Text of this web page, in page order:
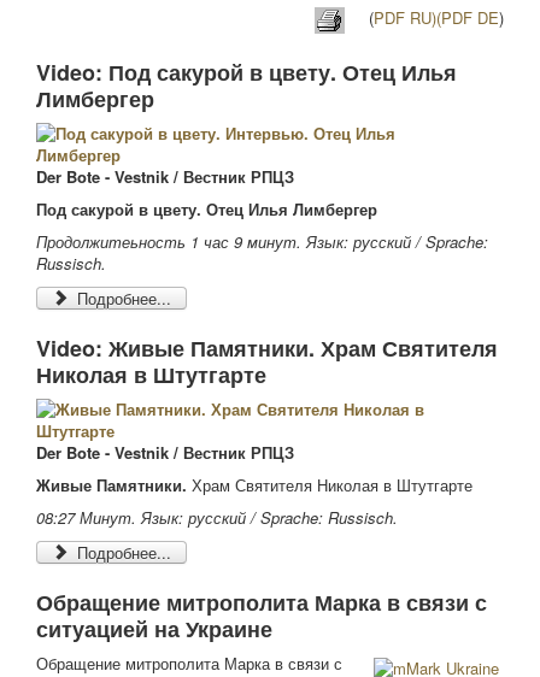
(PDF RU)(PDF DE)
Video: Под сакурой в цвету. Отец Илья
Лимбергер
Der Bote - Vestnik / Вестник РПЦЗ
Под сакурой в цвету. Отец Илья Лимбергер
Продолжитеьность 1 час 9 минут. Язык: русский /Sprache:
Russisch.
Подробнее...
Video: Живые Памятники. Храм Святителя
Николая в Штутгарте
Der Bote - Vestnik / Вестник РПЦЗ
Живые Памятники. Храм Святителя Николая в Штутгарте
08:27 Минут. Язык: русский /Sprache: Russisch.
Подробнее...
Обращение митрополита Марка в связи с
ситуацией на Украине
Обращение митрополита Марка в связи с